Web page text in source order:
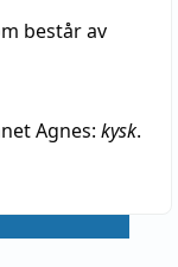
består av
Agnes: kysk.